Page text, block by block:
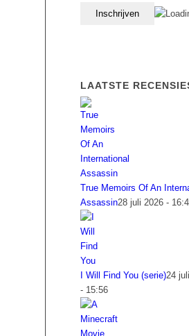
LAATSTE
True Memoirs Of An
Assassin28 juli 2026 -
I Will Find You (serie)24
- 15:56